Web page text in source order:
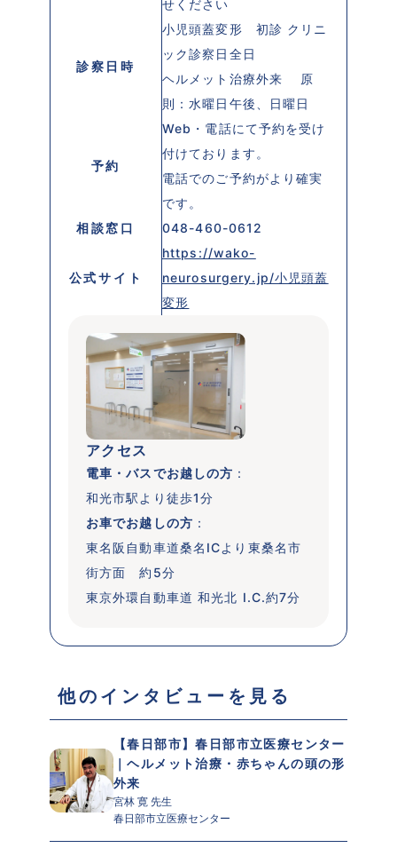
せください
診察日時
小児頭蓋変形 初診 クリニ
ック診察日全日
ヘルメット治療外来 原
則：水曜日午後、日曜日
予約
Web・電話にて予約を受け
付けております。
電話でのご予約がより確実
です。
相談窓口
048-460-0612
公式サイト
https://wako-
neurosurgery.jp/小児頭蓋
変形
アクセス
電車・バスでお越しの方 ：
和光市駅より徒歩1分
お車でお越しの方 ：
東名阪自動車道桑名ICより東桑名市
街方面　約5分
東京外環自動車道 和光北 I.C.約7分
他のインタビューを見る
【春日部市】春日部市立医療センター
｜ヘルメット治療・赤ちゃんの頭の形
外来
宮林 寛 先生
春日部市立医療センター